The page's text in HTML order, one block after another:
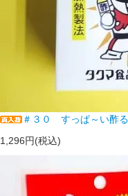
＃３０ すっぱ～い酢る
1,296円(税込)